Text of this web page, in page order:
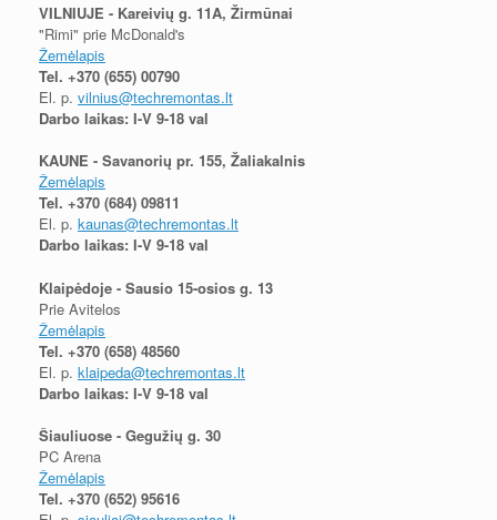
VILNIUJE - Kareivių g. 11A, Žirmūnai
"Rimi" prie McDonald's
Žemėlapis
Tel. +370 (655) 00790
El. p. vilnius@techremontas.lt
Darbo laikas: I-V 9-18 val
KAUNE - Savanorių pr. 155, Žaliakalnis
Žemėlapis
Tel. +370 (684) 09811
El. p. kaunas@techremontas.lt
Darbo laikas: I-V 9-18 val
Klaipėdoje - Sausio 15-osios g. 13
Prie Avitelos
Žemėlapis
Tel. +370 (658) 48560
El. p. klaipeda@techremontas.lt
Darbo laikas: I-V 9-18 val
Šiauliuose - Gegužių g. 30
PC Arena
Žemėlapis
Tel. +370 (652) 95616